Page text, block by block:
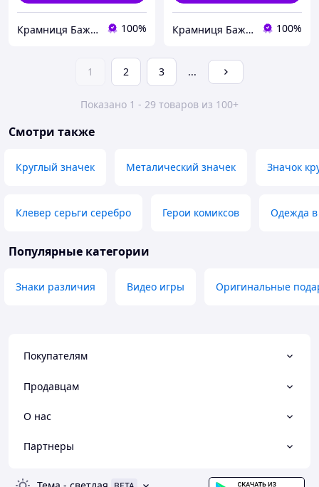
Крамниця Бажань 100% Крамниця Бажань 100%
1 2 3 ...
Показано 1 - 29 товаров из 100+
Смотри также
Круглый значек Металический значек Значок
Клевер серьги серебро Герои комиксов Одежда в
Популярные категории
Знаки различия Видео игры Оригинальные
Покупателям
Продавцам
О нас
Партнеры